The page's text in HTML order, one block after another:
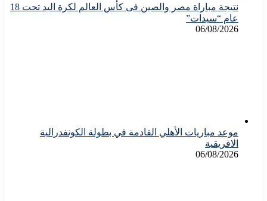
نتيجة مباراة مصر والصين فى كأس العالم لكرة اليد تحت 18
عام “سيدات”
06/08/2026
موعد مباريات الأهلي القادمة في بطولة الكونفدرالية
الافريقية
06/08/2026